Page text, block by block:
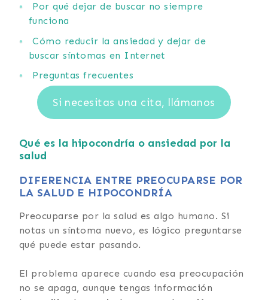
Por qué dejar de buscar no siempre
funciona
Cómo reducir la ansiedad y dejar de
buscar síntomas en Internet
Preguntas frecuentes
Si necesitas una cita, llámanos
Qué es la hipocondría o ansiedad por la
salud
DIFERENCIA ENTRE PREOCUPARSE POR
LA SALUD E HIPOCONDRÍA
Preocuparse por la salud es algo humano. Si
notas un síntoma nuevo, es lógico preguntarse
qué puede estar pasando.
El problema aparece cuando esa preocupación
no se apaga, aunque tengas información